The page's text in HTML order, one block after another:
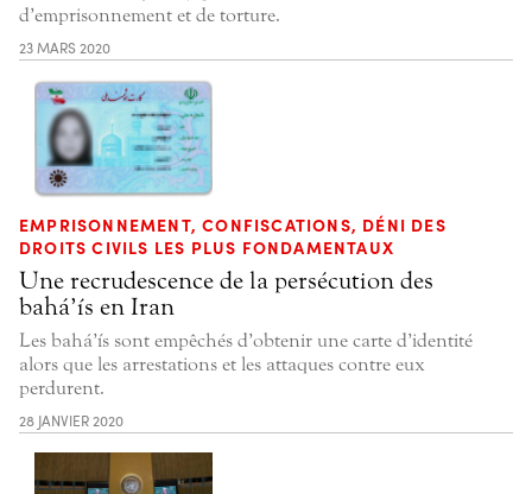
d’emprisonnement et de torture.
23 MARS 2020
EMPRISONNEMENT, CONFISCATIONS, DÉNI DES
DROITS CIVILS LES PLUS FONDAMENTAUX
Une recrudescence de la persécution des
bahá’ís en Iran
Les bahá’ís sont empêchés d’obtenir une carte d’identité
alors que les arrestations et les attaques contre eux
perdurent.
28 JANVIER 2020